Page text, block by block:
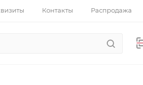
Контакты Распродажа